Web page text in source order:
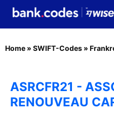
Home » SWIFT-Codes »
ASRCFR21 -
RENOUVEAU